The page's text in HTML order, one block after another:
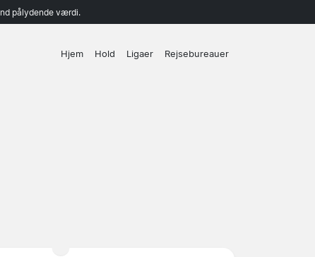
pålydende værdi.
Hjem Hold Ligaer Rejsebureauer